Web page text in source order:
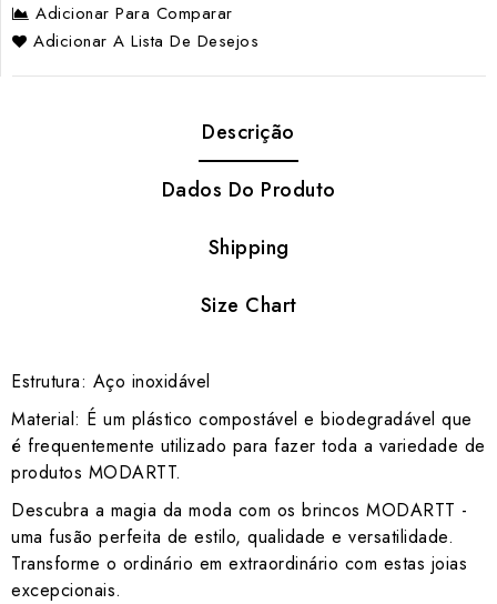
Adicionar Para Comparar
Adicionar A Lista De Desejos
Descrição
Dados Do Produto
Shipping
Size Chart
Estrutura: Aço inoxidável
Material: É um plástico compostável e biodegradável que
é frequentemente utilizado para fazer toda a variedade de
produtos MODARTT.
Descubra a magia da moda com os brincos MODARTT -
uma fusão perfeita de estilo, qualidade e versatilidade.
Transforme o ordinário em extraordinário com estas joias
excepcionais.